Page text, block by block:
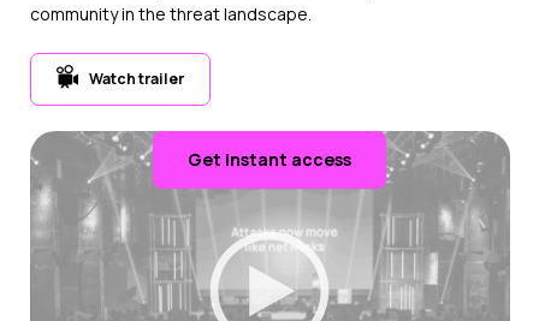
community in the threat landscape.
Watch trailer
Get instant access